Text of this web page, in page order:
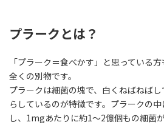
プラークとは？
「プラーク＝食べかす」と思っている
全くの別物です。
プラークは細菌の塊で、白くねばねば
らしているのが特徴です。プラークの
し、1mgあたりに約1～2億個もの細菌